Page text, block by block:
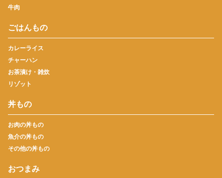
牛肉
ごはんもの
カレーライス
チャーハン
お茶漬け・雑炊
リゾット
丼もの
お肉の丼もの
魚介の丼もの
その他の丼もの
おつまみ